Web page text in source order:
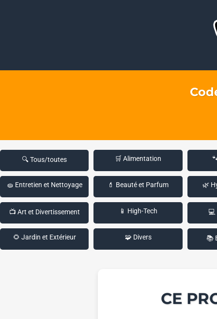
🔍 Tous/toutes 🛒 Alimentation
🧽 Entretien et Nettoyage 💄 Beauté et Parfum 🌿
📺 Art et Divertissement 📱 High-Tech 💻
🌻 Jardin et Extérieur 🧩 Divers 📚
CE